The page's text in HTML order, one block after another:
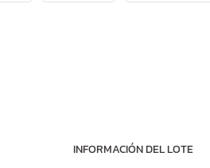
INFORMACIÓN DEL LOTE